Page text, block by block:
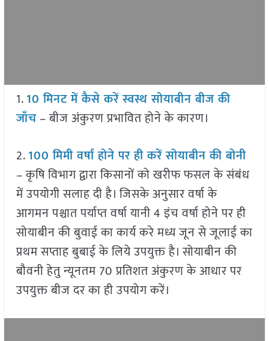
1.10 मिनट में कैसे करें स्वस्थ सोयाबीन बीज की
जाँच– बीज अंकुरण प्रभावित होने के कारण।
2.100 मिमी वर्षा होने पर ही करें सोयाबीन की बोनी
– कृषि विभाग द्वारा किसानों को खरीफ फसल के संबंध
में उपयोगी सलाह दी है। जिसके अनुसार वर्षा के
आगमन पश्चात पर्याप्त वर्षा यानी 4 इंच वर्षा होने पर ही
सोयाबीन की बुवाई का कार्य करे मध्य जून से जूलाई का
प्रथम सप्ताह बुबाई के लिये उपयुक्त है। सोयाबीन की
बौवनी हेतु न्यूनतम 70 प्रतिशत अंकुरण के आधार पर
उपयुक्त बीज दर का ही उपयोग करें।